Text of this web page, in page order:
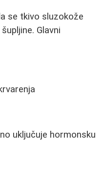
se tkivo sluzokože
Glavni
uključuje hormonsku